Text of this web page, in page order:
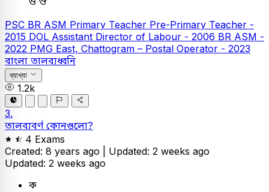
PSC BR ASM Primary Teacher Pre-Primary Teacher -
2015 DOL Assistant Director of Labour - 2006 BR ASM -
2022 PMG East, Chattogram – Postal Operator - 2023
বাংলা তালব্যধ্বনি
ব্যাখ্যা
1.2k
3.
তালব্যবর্ণ কোনগুলো?
4 Exams
Created: 8 years ago | Updated: 2 weeks ago
Updated: 2 weeks ago
ক